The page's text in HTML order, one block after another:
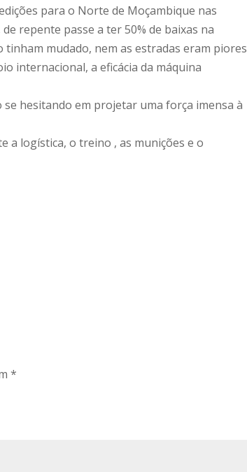
para o Norte de Moçambique nas
repente passe a ter 50% de baixas na
mudado, nem as estradas eram piores
internacional, a eficácia da máquina
se hesitando em projetar uma força imensa à
a logística, o treino , as munições e o
*